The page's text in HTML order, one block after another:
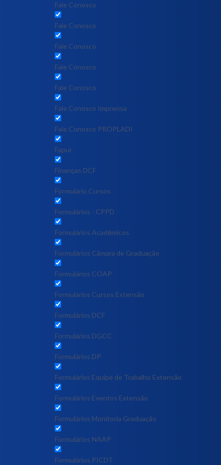
Fale Conosco
Fale Conosco
Fale Conosco
Fale Conosco
Fale Conosco
Fale Conosco Imprensa
Fale Conosco PROPLADI
Fapur
Finanças DCF
Formulário Cursos
Formulários - CPPD
Formulários Acadêmicos
Formulários Câmara de Graduação
Formulários COAP
Formulários Cursos Extensão
Formulários DCF
Formulários DGCC
Formulários DP
Formulários Equipe de Trabalho Extensão
Formulários Eventos Extensão
Formulários Monitoria Graduação
Formulários NAAP
Formulários PICDT